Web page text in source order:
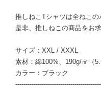
推しねこTシャツは全ねこの
是非、推しねこの商品をお求
サイズ：XXL / XXXL
素材：綿100%、190g/㎡（
カラー：ブラック